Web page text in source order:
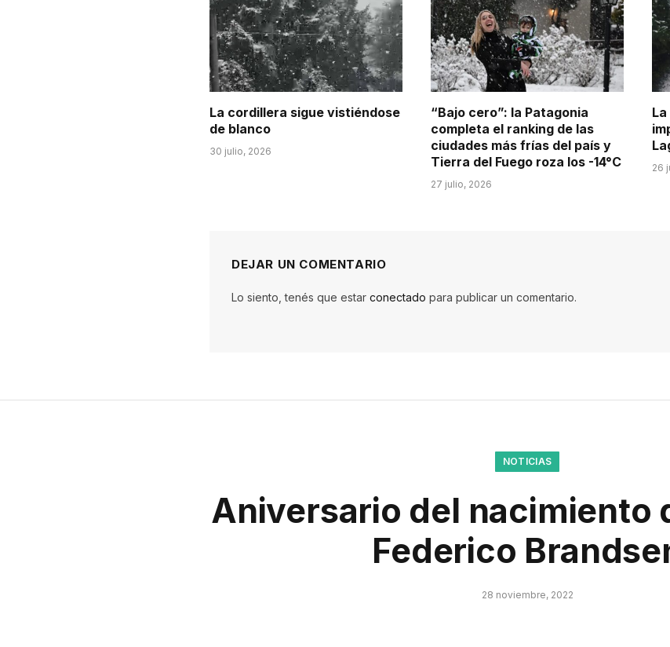
La cordillera sigue vistiéndose
de blanco
30 julio, 2026
“Bajo cero”: la Patagonia
completa el ranking de las
ciudades más frías del país y
Tierra del Fuego roza los -14°C
27 julio, 2026
26
DEJAR UN COMENTARIO
Lo siento, tenés que estar conectado para publicar un comentario.
NOTICIAS
Aniversario del nacimiento
Federico
28 noviembre, 2022